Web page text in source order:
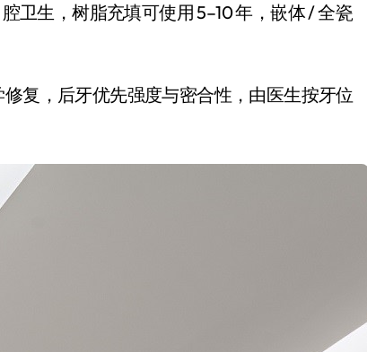
卫生，树脂充填可使用 5–10 年，嵌体 / 全瓷
复，后牙优先强度与密合性，由医生按牙位